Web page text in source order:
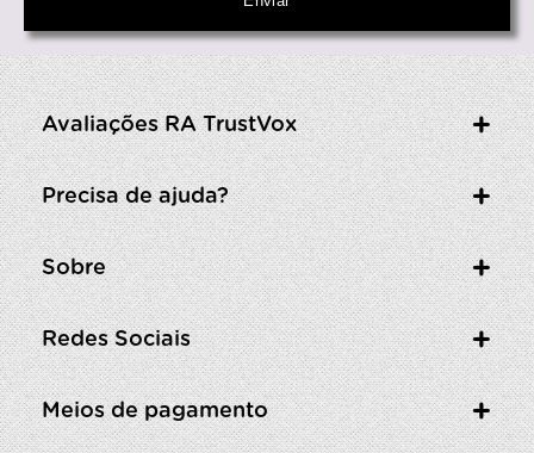
Avaliações RA TrustVox
Precisa de ajuda?
Sobre
Redes Sociais
Meios de pagamento